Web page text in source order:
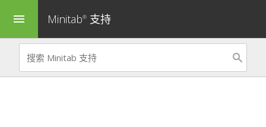
menu Minitab® 支持